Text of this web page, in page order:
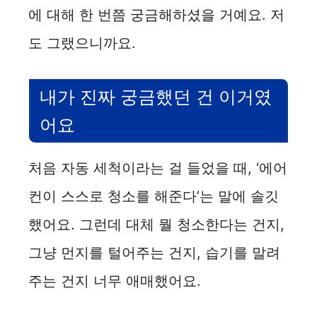
에 대해 한 번쯤 궁금해하셨을 거예요. 저
도 그랬으니까요.
내가 진짜 궁금했던 건 이거였
어요
처음 자동 세척이라는 걸 들었을 때, ‘에어
컨이 스스로 청소를 해준다’는 말에 솔깃
했어요. 그런데 대체 뭘 청소한다는 건지,
그냥 먼지를 털어주는 건지, 습기를 말려
주는 건지 너무 애매했어요.